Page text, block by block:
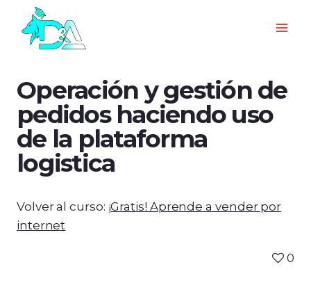
Operación y gestión de
pedidos haciendo uso
de la plataforma
logistica
Volver al curso: ¡Gratis! Aprende a vender por
internet
0